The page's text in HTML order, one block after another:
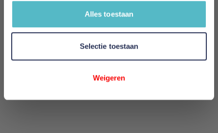
Alles toestaan
Selectie toestaan
Weigeren
Review versturen
Terms of Service